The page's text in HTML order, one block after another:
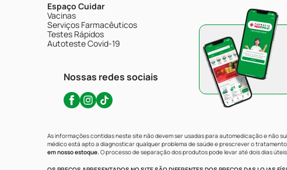
Espaço Cuidar
Vacinas
Serviços Farmacêuticos
Testes Rápidos
Autoteste Covid-19
Nossas redes sociais
As informações contidas neste site não devem ser usadas para automedicação e não
médico está apto a diagnosticar qualquer problema de saúde e prescrever o
em nosso estoque.O processo de separação dos produtos pode levar até dois dias